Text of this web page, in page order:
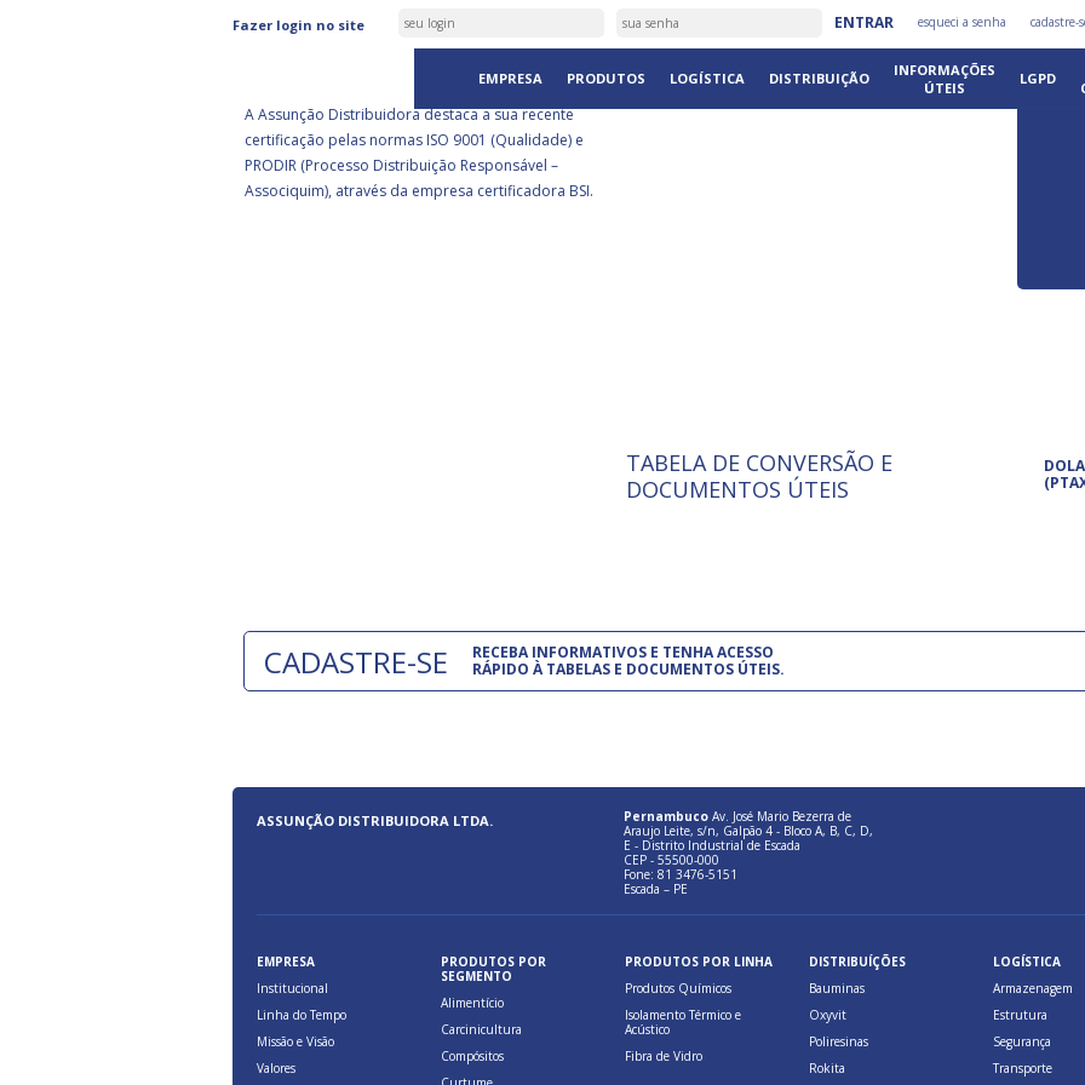
Fazer login no site ENTRAR esqueci a senha cadastre-
EMPRESA PRODUTOS LOGÍSTICA DISTRIBUIÇÃO
INFORMAÇÕES
ÚTEIS
LGPD
ASSUNÇÃO DISTRIBUIDORA É
CERTIFICADA PELA BSI
A Assunção Distribuidora destaca a sua recente
certificação pelas normas ISO 9001 (Qualidade) e
PRODIR (Processo Distribuição Responsável –
Associquim), através da empresa certificadora BSI.
ISO 9001: 2015
A International Organization for
Standardization é um conjunto de
TABELA DE CONVERSÃO E
DOCUMENTOS ÚTEIS
CADASTRE-SE
RECEBA INFORMATIVOS E TENHA ACESSO
RÁPIDO À TABELAS E DOCUMENTOS ÚTEIS.
ASSUNÇÃO DISTRIBUIDORA LTDA. Pernambuco Av. José Mario Bezerra de
Araujo Leite, s/n, Galpão 4 - Bloco A, B, C, D,
E - Distrito Industrial de Escada
CEP - 55500-000
Fone: 81 3476-5151
Escada – PE
EMPRESA
Institucional
Linha do Tempo
Missão e Visão
Valores
PRODUTOS POR
SEGMENTO
Alimentício
Carcinicultura
Compósitos
PRODUTOS POR LINHA
Produtos Químicos
Isolamento Térmico e
Acústico
Fibra de Vidro
DISTRIBUÍÇÕES
Bauminas
Oxyvit
Poliresinas
Rokita
LOGÍSTICA
Armazenagem
Estrutura
Segurança
Transporte